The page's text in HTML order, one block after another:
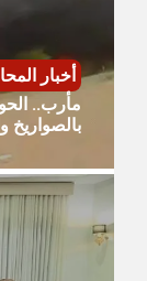
أخبار
مأرب..
بالصواريخ